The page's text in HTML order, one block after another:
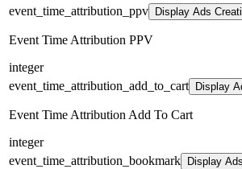
event_time_attribution_ppv
Display Ads
Event Time Attribution PPV
integer
event_time_attribution_add_to_cart
Display
Event Time Attribution Add To Cart
integer
event_time_attribution_bookmark
Display